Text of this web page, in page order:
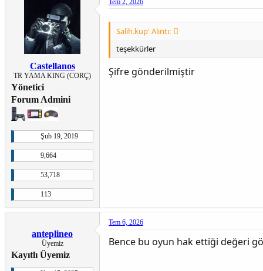
Castellanos
TR YAMA KING (CORÇ)
Yönetici
Forum Admini
Şub 19, 2019
9,664
53,718
113
Tem 2, 2026
Salih.kup' Alıntı:
teşekkürler
Şifre gönderilmiştir
anteplineo
Üyemiz
Kayıtlı Üyemiz
Tem 6, 2026
Bence bu oyun hak ettiği değeri